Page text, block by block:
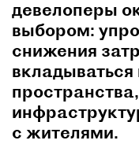
девелоперы
выбором:
снижения
с жителями.